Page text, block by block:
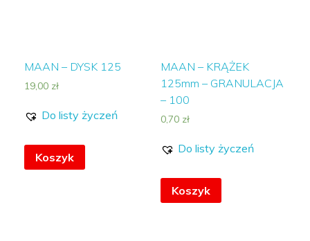
MAAN – DYSK 125
19,00 zł
Do listy życzeń
Koszyk
MAAN – KRĄŻEK
125mm – GRANULACJA
– 100
0,70 zł
Do listy życzeń
Koszyk